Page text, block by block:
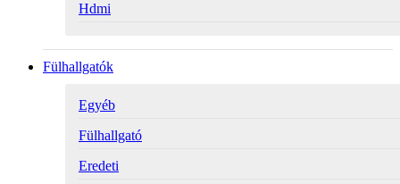
Hdmi
Fülhallgatók
Egyéb
Fülhallgató
Eredeti